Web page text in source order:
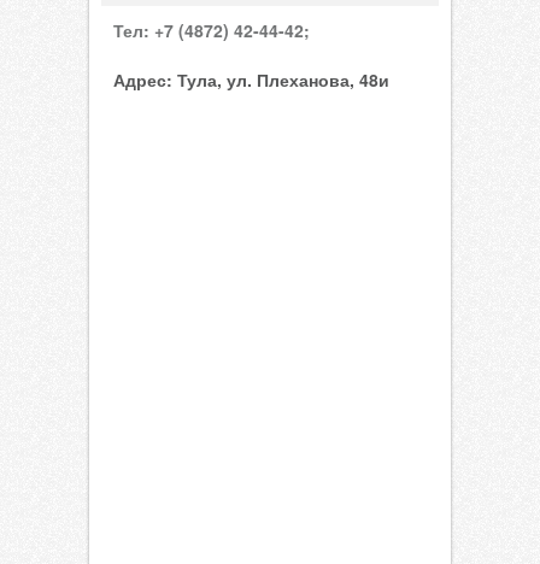
Тел: +7 (4872) 42-44-42;
Адрес: Тула, ул. Плеханова, 48и